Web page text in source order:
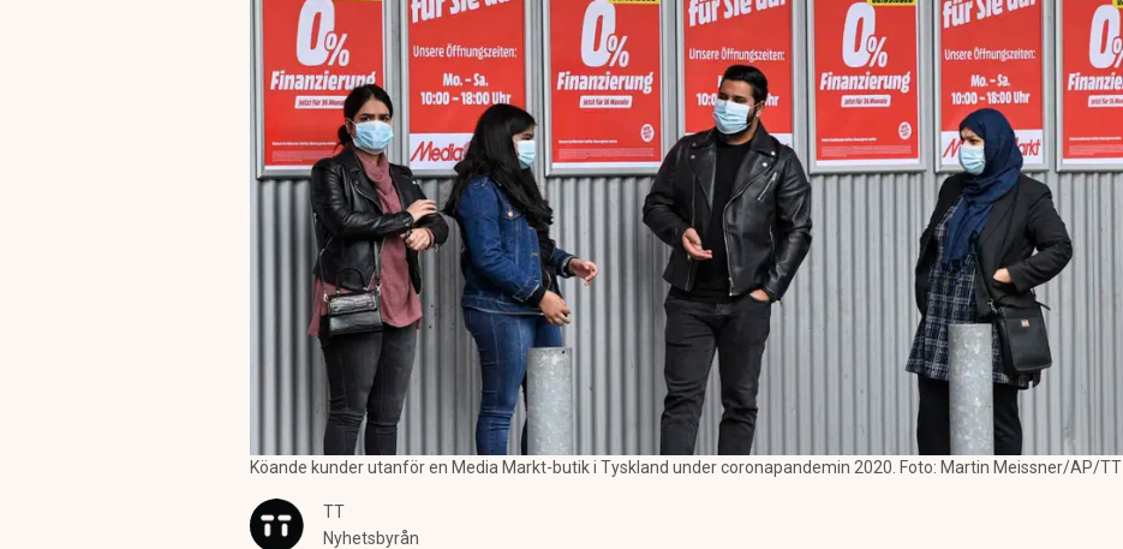
Köande kunder utanför en Media Markt-butik i Tyskland under coronapandemin 2020. Foto: Martin Meissner/AP/TT
TT
Nyhetsbyrån